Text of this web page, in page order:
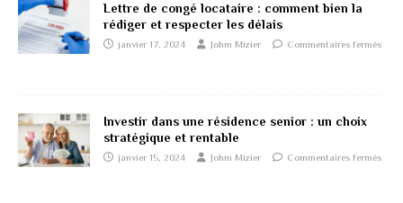
Lettre de congé locataire : comment bien la
rédiger et respecter les délais
janvier 17, 2024 Johm Mizier Commentaires fermés
Investir dans une résidence senior : un choix
stratégique et rentable
janvier 15, 2024 Johm Mizier Commentaires fermés